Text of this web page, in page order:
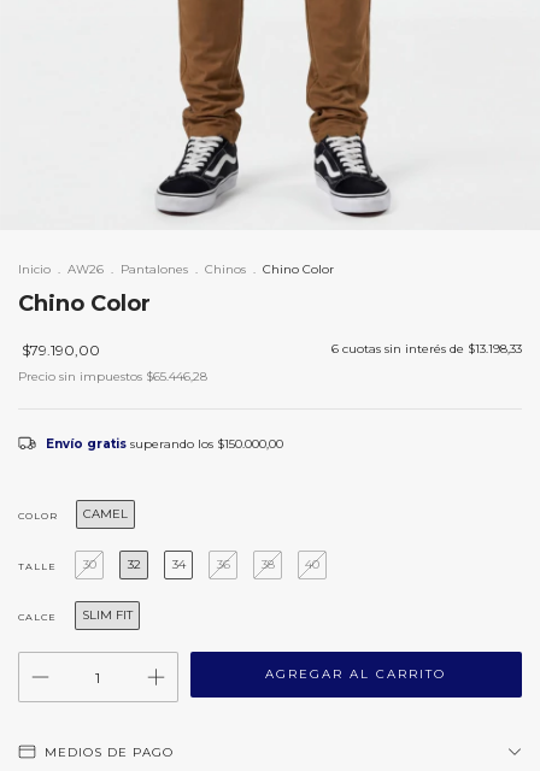
Inicio . AW26 . Pantalones . Chinos . Chino Color
Chino Color
$79.190,00 6 cuotas sin interés de $13.198,33
Precio sin impuestos $65.446,28
Envío gratis superando los $150.000,00
COLOR CAMEL
TALLE 30 32 34 36 38 40
CALCE SLIM FIT
MEDIOS DE PAGO